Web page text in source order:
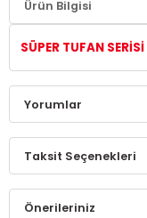
Ürün Bilgisi
SÜPER TUFAN
Yorumlar
Bu
Taksit Seçenekleri
Önerileriniz